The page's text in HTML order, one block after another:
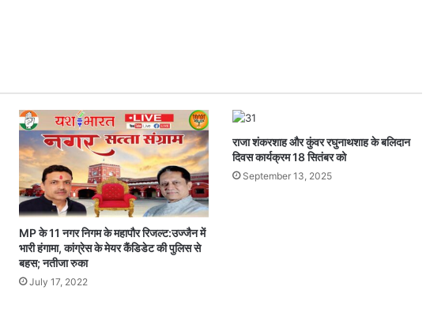
MP के 11 नगर निगम के महापौर रिजल्ट:उज्जैन में
भारी हंगामा, कांग्रेस के मेयर कैंडिडेट की पुलिस से
बहस; नतीजा रुका
July 17, 2022
राजा शंकरशाह और कुंवर रघुनाथशाह के बलिदान
दिवस कार्यक्रम 18 सितंबर को
September 13, 2025